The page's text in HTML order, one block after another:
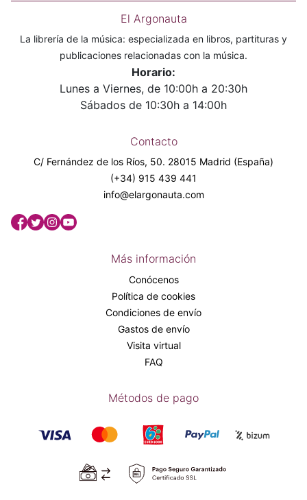
El Argonauta
La librería de la música: especializada en libros, partituras y
publicaciones relacionadas con la música.
Horario:
Lunes a Viernes, de 10:00h a 20:30h
Sábados de 10:30h a 14:00h
Contacto
C/ Fernández de los Ríos, 50. 28015 Madrid (España)
(+34) 915 439 441
info@elargonauta.com
Más información
Conócenos
Política de cookies
Condiciones de envío
Gastos de envío
Visita virtual
FAQ
Métodos de pago